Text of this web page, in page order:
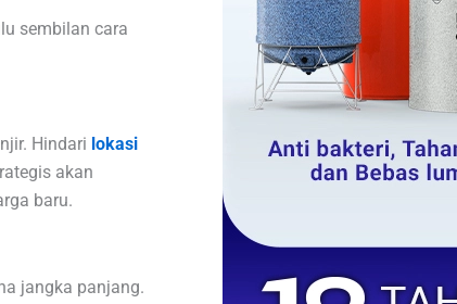
sembilan cara
Hindari lokasi
akan
baru.
jangka panjang.